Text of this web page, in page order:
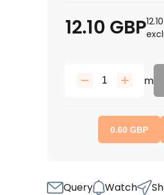
12.10 GBP12.10
m
0.60 GBP
Query Watch